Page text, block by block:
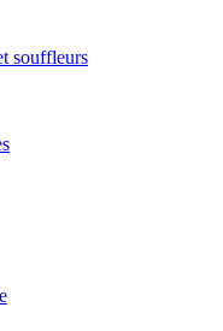
souffleurs